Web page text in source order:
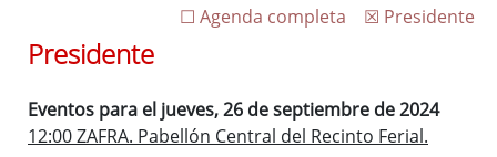
☒ Presidente
☐ Agenda completa
Presidente
Eventos para el jueves, 26 de septiembre de 2024
12:00 ZAFRA. Pabellón Central del Recinto Ferial.